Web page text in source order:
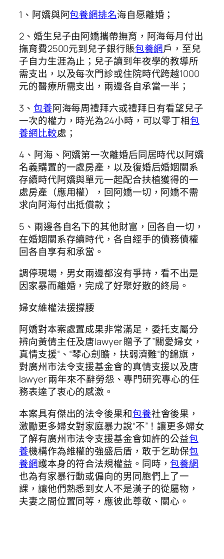
1、阿嬌與阿包養網排名海自愿離婚；
2、婚生兒子由阿嬌攜帶撫育，阿海每月付出
撫育費2500元到兒子銀行賬包養網戶，至兒
子自力生涯為止；兒子讀到年夜學的教導所
需支出，以及每次門診或住院時代跨越1000
元的醫療所需支出，兩邊各自承當一半；
3、 包養阿海每周禮拜六或禮拜日有看望兒子
一次的權力，時光為24小時，可以零丁相包
養網比較處；
4、阿海、阿嬌第一次離婚后同居時代以阿嬌
名義購置的一處房產，以及復婚后婚姻關系
存續時代阿嬌與單元一起配合扶植獲得的一
處房產（應用權），回阿嬌一切，阿嬌不需
求向阿海付出抵償款；
5、兩邊各自名下的其他財富，回各自一切，
在婚姻關系存續時代，各自經手的債務債權
回各自享有和承當。
調停現場，男女兩邊都沒有爭持，看不出是
因家暴而離婚，完成了好聚好散的終局。
婦女維權法援撐腰
阿嬌對本案處置成果非常滿足，委托支屬分
辨向黃倩主任及唐lawyer 贈予了”關愛婦女，
真情支援“、“琴心劍膽，扶弱濟難“的錦旗，
對廣州市法令支援基金會的真情支援以及唐
lawyer 兩年來不辭勞怨、專門研究專心的任
務表達了衷心的感激。
本案具有傑出的法令後果和包養社會後果，
激勵更多婦女對家庭暴力說“不”！讓更多婦女
了解有廣州市法令支援基金會如許的公益包
養機構作為維權的強盛后盾，敢于乞助保包
養網護本身的符合法規權益。同時，包養網
也為有家暴行動或偏向的男同胞們上了一
課，讓他們熟悉到女人不是漢子的從屬物，
夫妻之間位置同等，應彼此尊敬、關心。